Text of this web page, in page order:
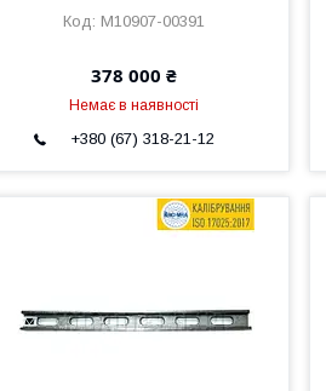
M10907-00391
378 000 ₴
Немає в наявності
+380 (67) 318-21-12